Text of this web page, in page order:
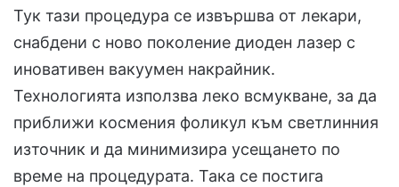
Тук тази процедура се извършва от лекари,
снабдени с ново поколение диоден лазер с
иновативен вакуумен накрайник.
Технологията използва леко всмукване, за да
приближи космения фоликул към светлинния
източник и да минимизира усещането по
време на процедурата. Така се постига